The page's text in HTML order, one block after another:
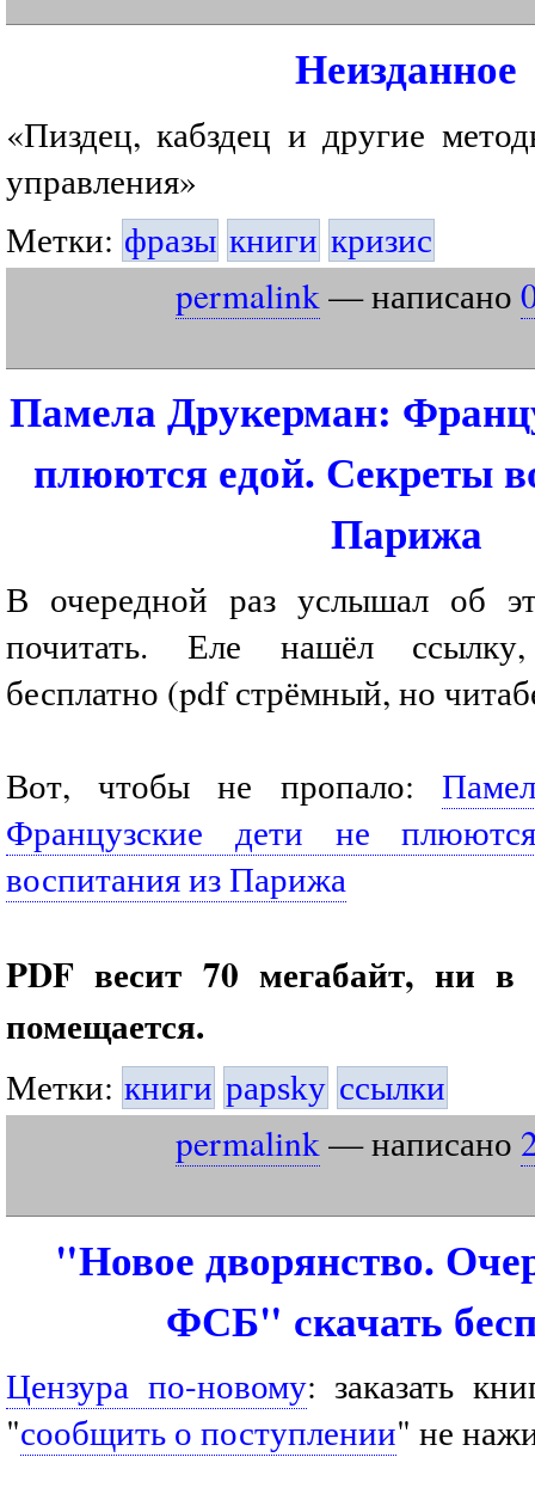
Неизданное
«Пиздец, кабздец и другие
управления»
Метки: фразы книги кризис
permalink — написано
Памела Друкерман:
плюются едой. Секреты
Парижа
В очередной раз услышал об
почитать. Еле нашёл
бесплатно (pdf стрёмный, но
Вот, чтобы не пропало:
Французские дети не
воспитания из Парижа
PDF весит 70 мегабайт, ни
помещается.
Метки: книги papsky ссылки
permalink— написано
"Новое дворянство.
ФСБ" скачать
Цензура по-новому: заказать
"сообщить о поступлении" не